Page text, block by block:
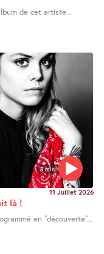
de cet artiste...
8 min
11 Juillet 2026
là !
en "découverte"...